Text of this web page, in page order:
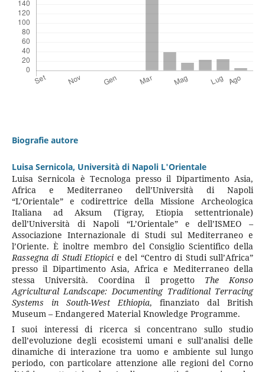
Biografie autore
Luisa Sernicola, Università di Napoli L'Orientale
Luisa Sernicola è Tecnologa presso il Dipartimento Asia,
Africa e Mediterraneo dell’Università di Napoli
“L’Orientale” e codirettrice della Missione Archeologica
Italiana ad Aksum (Tigray, Etiopia settentrionale)
dell’Università di Napoli “L’Orientale” e dell’ISMEO –
Associazione Internazionale di Studi sul Mediterraneo e
l’Oriente. È inoltre membro del Consiglio Scientifico della
Rassegna di Studi Etiopici e del “Centro di Studi sull’Africa”
presso il Dipartimento Asia, Africa e Mediterraneo della
stessa Università. Coordina il progetto The Konso
Agricultural Landscape: Documenting Traditional Terracing
Systems in South-West Ethiopia, finanziato dal British
Museum – Endangered Material Knowledge Programme.
I suoi interessi di ricerca si concentrano sullo studio
dell’evoluzione degli ecosistemi umani e sull’analisi delle
dinamiche di interazione tra uomo e ambiente sul lungo
periodo, con particolare attenzione alle regioni del Corno